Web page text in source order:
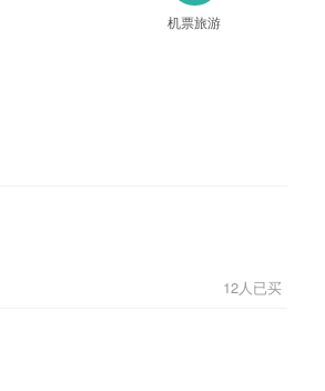
机票旅游
12人已买